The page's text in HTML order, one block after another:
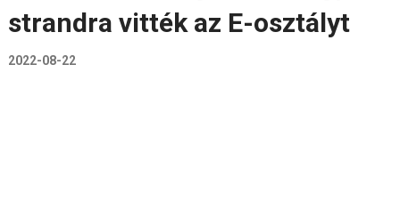
strandra vitték az E-osztályt
2022-08-22